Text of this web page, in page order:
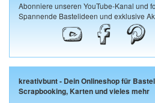
Abonniere unseren YouTube-Kanal und
Spannende Bastelideen und exklusive
kreativbunt - Dein Onlineshop für
Scrapbooking, Karten und vieles mehr